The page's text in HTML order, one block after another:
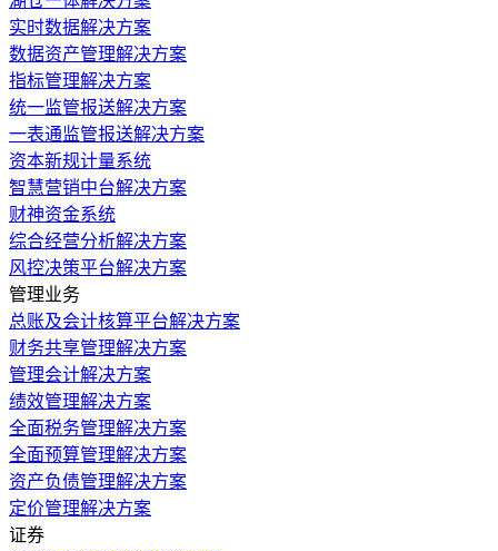
实时数据解决方案
数据资产管理解决方案
指标管理解决方案
统一监管报送解决方案
一表通监管报送解决方案
资本新规计量系统
智慧营销中台解决方案
财神资金系统
综合经营分析解决方案
风控决策平台解决方案
管理业务
总账及会计核算平台解决方案
财务共享管理解决方案
管理会计解决方案
绩效管理解决方案
全面税务管理解决方案
全面预算管理解决方案
资产负债管理解决方案
定价管理解决方案
证券